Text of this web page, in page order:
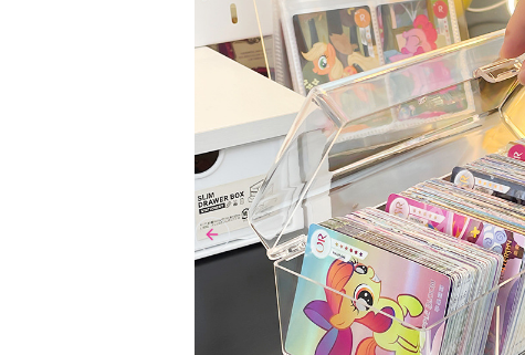
Previous slide